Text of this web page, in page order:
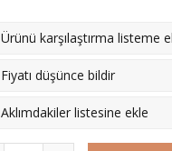
Ürünü karşılaştırma listeme
Fiyatı düşünce bildir
Aklımdakiler listesine ekle